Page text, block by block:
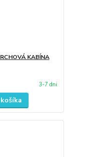
KABÍNA
3-7 dni